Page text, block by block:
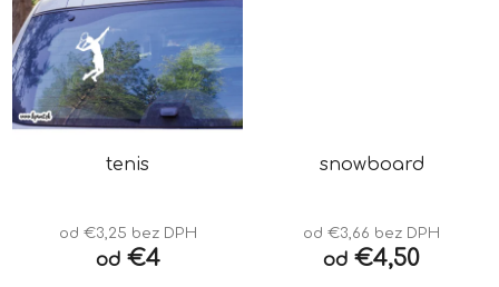
tenis
od €3,25 bez DPH
od€4
snowboard
od €3,66 bez DPH
od €4,50